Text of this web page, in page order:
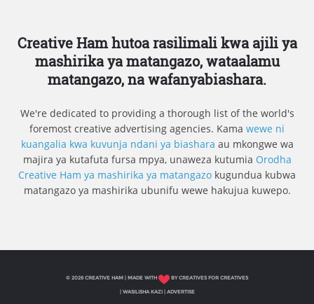
Creative Ham hutoa rasilimali kwa ajili ya
mashirika ya matangazo, wataalamu
matangazo, na wafanyabiashara.
We're dedicated to providing a thorough list of the world's
foremost creative advertising agencies. Kama wewe ni
kuangalia kwa kuvunja ndani ya biashara au mkongwe wa
majira ya kutafuta fursa mpya, unaweza kutumia Orodha
Creative Ham ya mashirika ya matangazo kugundua kubwa
matangazo ya mashirika ubunifu wewe hakujua kuwepo.
© 2026 CREATIVE HAM | MADE WITH BY CREATIVES FOR CREATIVES
WASILISHA KAZI| ADVERTISE